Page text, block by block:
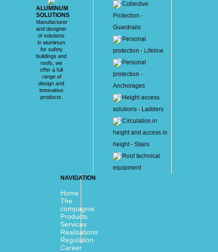
ALUMINUM
SOLUTIONS
Manufacturer
and designer
of solutions
in aluminum
for safety
buildings and
roofs, we
offer a full
range of
design and
innovative
products.
Collective
Protection -
Guardrails
Personal
protection - Lifeline
Personal
protection -
Anchorages
Height access
solutions - Ladders
Circulation in
height and access in
height - Stairs
Roof technical
equipment
NAVIGATION
Home
The
compagnie
Products
Services
Realisations
Regulation
Career